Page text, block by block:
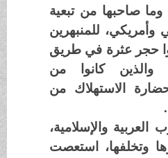
صاحبها من تبعية
للمنبهرين
حجر عثرة في طريق
والذين كانوا من
الاستهلاك من
والإسلامية،
وتخلفها، استعصت